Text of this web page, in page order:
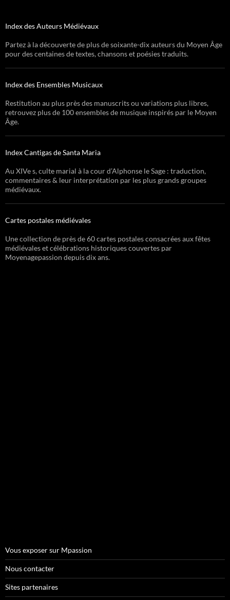
Index des Auteurs Médiévaux
Partez à la découverte de plus de soixante-dix auteurs du Moyen Âge
pour des centaines de textes, chansons et poésies traduits.
Index des Ensembles Musicaux
Restitution au plus près des manuscrits ou variations plus libres,
retrouvez plus de 100 ensembles de musique inspirés par le Moyen
Âge.
Index Cantigas de Santa Maria
Au XIVe s, culte marial à la cour d’Alphonse le Sage : traduction,
commentaires & leur interprétation par les plus grands groupes
médiévaux.
Cartes postales médiévales
Une collection de près de 60 cartes postales consacrées aux fêtes
médiévales et célébrations historiques couvertes par
Moyenagepassion depuis dix ans.
Vous exposer sur Mpassion
Nous contacter
Sites partenaires